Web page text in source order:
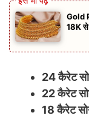
Gold
18K
24 कैरेट
22 कैरेट
18 कैरेट